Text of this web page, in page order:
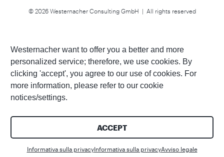
Westernacher want to offer you a better and more
personalized service; therefore, we use cookies. By
clicking 'accept', you agree to our use of cookies. For
more information, please refer to our cookie
notices/settings.
ACCEPT
Informativa sulla privacyInformativa sulla privacyAvviso legale
© 2026 Westernacher Consulting GmbH | All rights reserved